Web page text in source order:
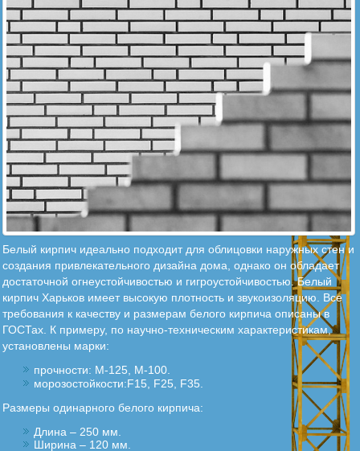
Белый кирпич идеально подходит для облицовки наружных стен и
создания привлекательного дизайна дома, однако он обладает
достаточной огнеустойчивостью и гигроустойчивостью. Белый
кирпич Харьков имеет высокую плотность и звукоизоляцию. Все
требования к качеству и размерам белого кирпича описаны в
ГОСТах. К примеру, по научно-техническим характеристикам,
установлены марки:
прочности: М-125, М-100.
морозостойкости:F15, F25, F35.
Размеры одинарного белого кирпича:
Длина – 250 мм.
Ширина – 120 мм.